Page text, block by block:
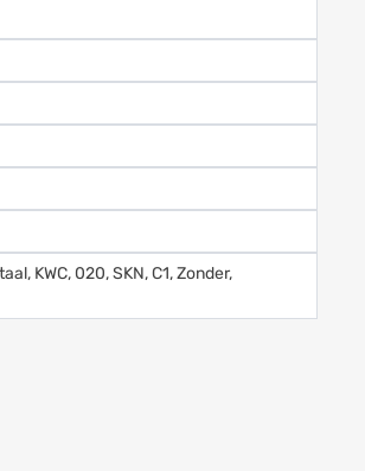
KWC, 020, SKN, C1, Zonder,